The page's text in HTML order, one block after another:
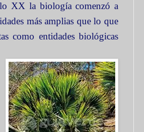
XX la biología comenzó a
más amplias que lo que
como entidades biológicas